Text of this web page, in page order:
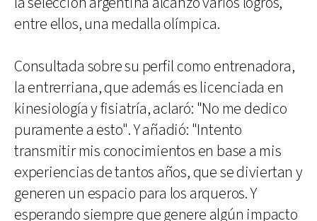
entre ellos, una medalla olímpica.
Consultada sobre su perfil como entrenadora,
la entrerriana, que además es licenciada en
kinesiología y fisiatría, aclaró: "No me dedico
puramente a esto". Y añadió: "Intento
transmitir mis conocimientos en base a mis
experiencias de tantos años, que se diviertan y
generen un espacio para los arqueros. Y
esperando siempre que genere algún impacto